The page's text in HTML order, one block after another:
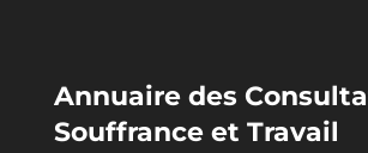
Annuaire des
Souffrance et Travail